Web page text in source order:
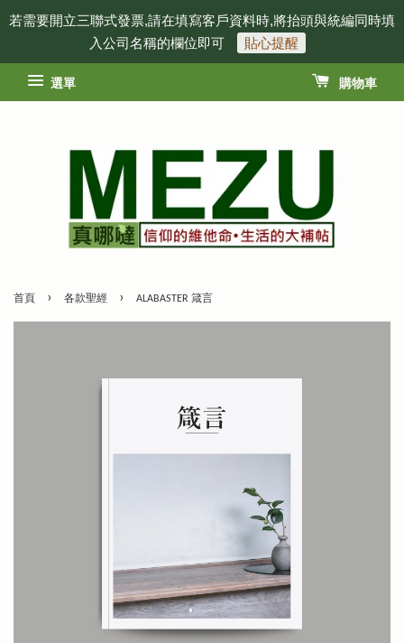
若需要開立三聯式發票,請在填寫客戶資料時,將抬頭與統編同時填
入公司名稱的欄位即可
貼心提醒
選單 購物車
首頁 › 各款聖經 › ALABASTER 箴言